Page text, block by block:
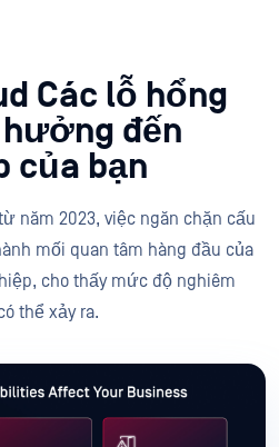
Các lỗ hổng
đến
của bạn
năm 2023, việc ngăn chặn cấu
mối quan tâm hàng đầu của
cho thấy mức độ nghiêm
thể xảy ra.